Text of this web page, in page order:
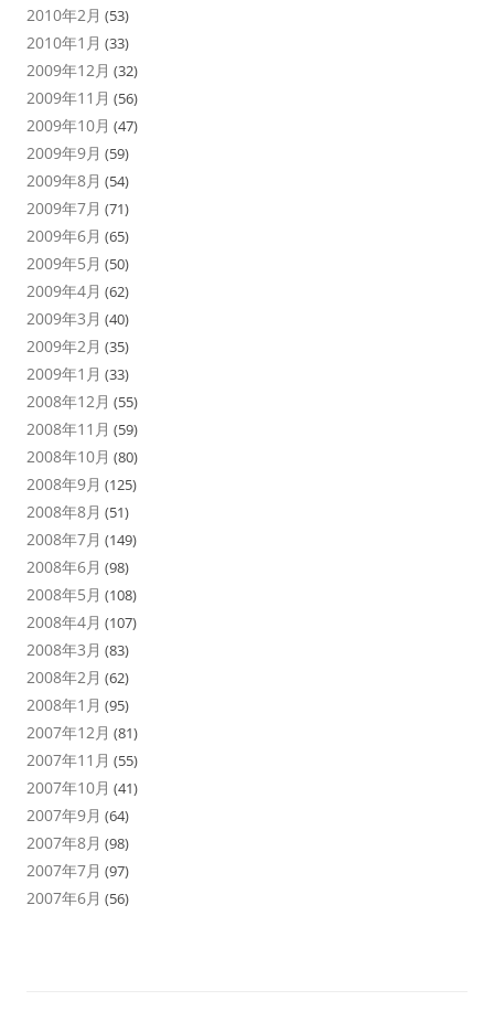
2010年2月 (53)
2010年1月 (33)
2009年12月 (32)
2009年11月 (56)
2009年10月 (47)
2009年9月 (59)
2009年8月 (54)
2009年7月 (71)
2009年6月 (65)
2009年5月 (50)
2009年4月 (62)
2009年3月 (40)
2009年2月 (35)
2009年1月 (33)
2008年12月 (55)
2008年11月 (59)
2008年10月 (80)
2008年9月 (125)
2008年8月 (51)
2008年7月 (149)
2008年6月 (98)
2008年5月 (108)
2008年4月 (107)
2008年3月 (83)
2008年2月 (62)
2008年1月 (95)
2007年12月 (81)
2007年11月 (55)
2007年10月 (41)
2007年9月 (64)
2007年8月 (98)
2007年7月 (97)
2007年6月 (56)